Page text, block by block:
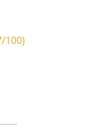
100)